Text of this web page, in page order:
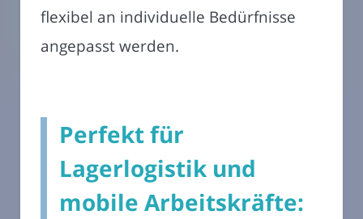
flexibel an individuelle Bedürfnisse
angepasst werden.
Perfekt für
Lagerlogistik und
mobile Arbeitskräfte: